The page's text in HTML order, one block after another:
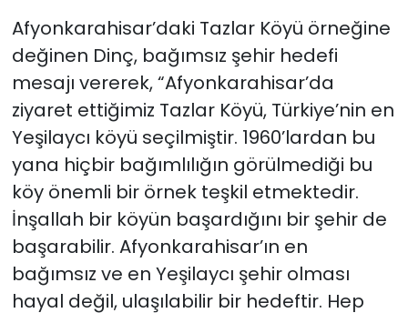
Afyonkarahisar’daki Tazlar Köyü örneğine
değinen Dinç, bağımsız şehir hedefi
mesajı vererek, “Afyonkarahisar’da
ziyaret ettiğimiz Tazlar Köyü, Türkiye’nin en
Yeşilaycı köyü seçilmiştir. 1960’lardan bu
yana hiçbir bağımlılığın görülmediği bu
köy önemli bir örnek teşkil etmektedir.
İnşallah bir köyün başardığını bir şehir de
başarabilir. Afyonkarahisar’ın en
bağımsız ve en Yeşilaycı şehir olması
hayal değil, ulaşılabilir bir hedeftir. Hep